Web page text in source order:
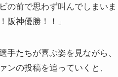
の前で思わず叫んでしまいま
阪神優勝！！」
手たちが喜ぶ姿を見ながら、
ンの投稿を追っていくと、